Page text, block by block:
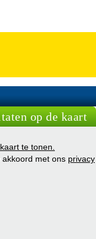
op de kaart
te tonen.
met ons privacy